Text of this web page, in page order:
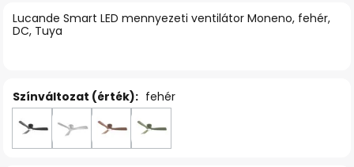
Lucande Smart LED mennyezeti ventilátor Moneno, fehér,
DC, Tuya
Színváltozat (érték): fehér